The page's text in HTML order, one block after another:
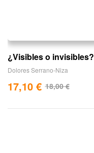
¿Visibles o invisibles?
Dolores Serrano-Niza
18,00€
17,10 €